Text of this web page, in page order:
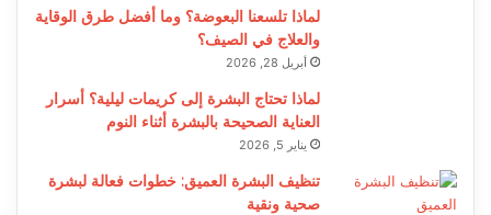
لماذا تلسعنا البعوضة؟ وما أفضل طرق الوقاية
والعلاج في الصيف؟
أبريل 28, 2026
لماذا تحتاج البشرة إلى كريمات ليلية؟ أسرار
العناية الصحيحة بالبشرة أثناء النوم
يناير 5, 2026
تنظيف البشرة العميق: خطوات فعالة لبشرة
صحية ونقية